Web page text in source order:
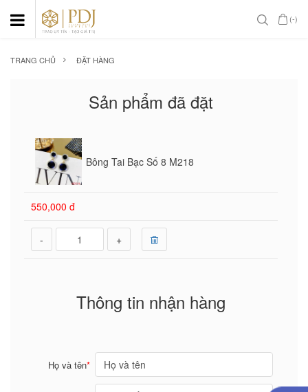
(-)
TRANG CHỦ ĐẶT HÀNG
Sản phẩm đã đặt
Bông Tai Bạc Số 8 M218
550,000 đ
- +
Thông tin nhận hàng
Họ và tên*